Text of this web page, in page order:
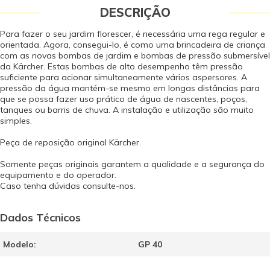
DESCRIÇÃO
Para fazer o seu jardim florescer, é necessária uma rega regular e
orientada. Agora, consegui-lo, é como uma brincadeira de criança
com as novas bombas de jardim e bombas de pressão submersível
da Kärcher. Estas bombas de alto desempenho têm pressão
suficiente para acionar simultaneamente vários aspersores. A
pressão da água mantém-se mesmo em longas distâncias para
que se possa fazer uso prático de água de nascentes, poços,
tanques ou barris de chuva. A instalação e utilização são muito
simples.
Peça de reposição original Kärcher.
Somente peças originais garantem a qualidade e a segurança do
equipamento e do operador.
Caso tenha dúvidas consulte-nos.
Dados Técnicos
Modelo: GP 40